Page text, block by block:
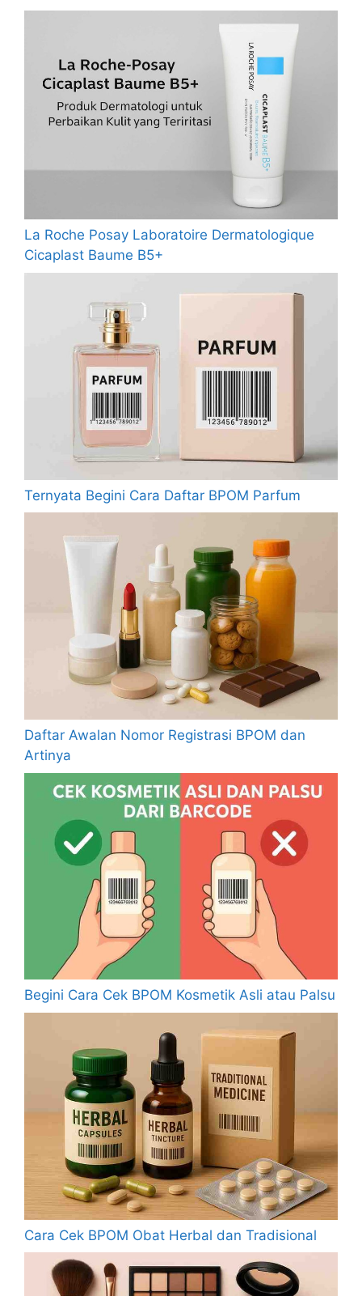
La Roche Posay Laboratoire Dermatologique
Cicaplast Baume B5+
Ternyata Begini Cara Daftar BPOM Parfum
Daftar Awalan Nomor Registrasi BPOM dan
Artinya
Begini Cara Cek BPOM Kosmetik Asli atau Palsu
Cara Cek BPOM Obat Herbal dan Tradisional